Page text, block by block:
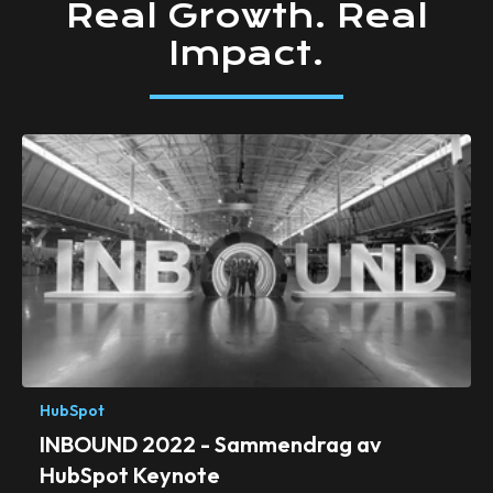
Real Growth. Real
Impact.
HubSpot
INBOUND 2022 - Sammendrag av
HubSpot Keynote